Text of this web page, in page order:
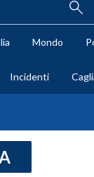
Mondo
Incidenti